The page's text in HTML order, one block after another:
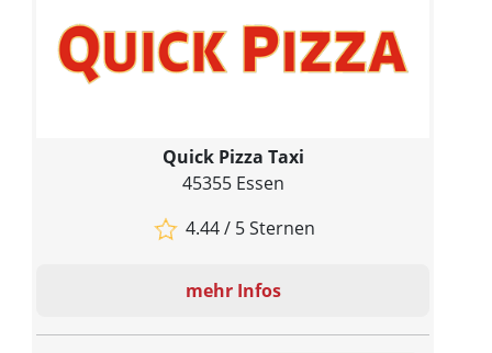
Quick Pizza Taxi
45355 Essen
4.44 / 5 Sternen
mehr Infos